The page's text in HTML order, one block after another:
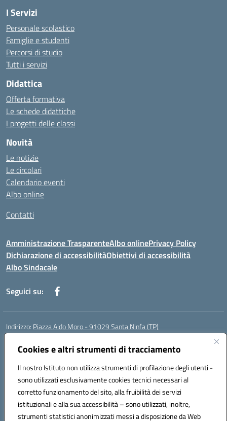
Cookies e altri strumenti di tracciamento
Il nostro Istituto non utilizza strumenti di profilazione degli utenti -
sono utilizzati esclusivamente cookies tecnici necessari al
corretto funzionamento del sito, alla fruibilità dei servizi
istituzionali e alla sua accessibilità – sono utilizzati, inoltre,
strumenti statistici anonimizzati messi a disposizione da Web
I Servizi
Personale scolastico
Famiglie e studenti
Percorsi di studio
Tutti i servizi
Didattica
Offerta formativa
Le schede didattiche
I progetti delle classi
Novità
Le notizie
Le circolari
Calendario eventi
Albo online
Contatti
Amministrazione TrasparenteAlbo onlinePrivacy Policy
Dichiarazione di accessibilitàObiettivi di accessibilità
Albo Sindacale
Seguici su:
Indirizzo: Piazza Aldo Moro - 91029 Santa Ninfa (TP)
Centralino:
Posta elettronica certificata (PEC):tpic807004@pec.istruzione.it
Codice fiscale: 81002070811
Codice meccanografico:TPIC807004
Codice Indice delle Pubbliche Amministrazioni (IPA): istsc_tpic807004
Codice unico di fatturazione (CUF): UFLMAN